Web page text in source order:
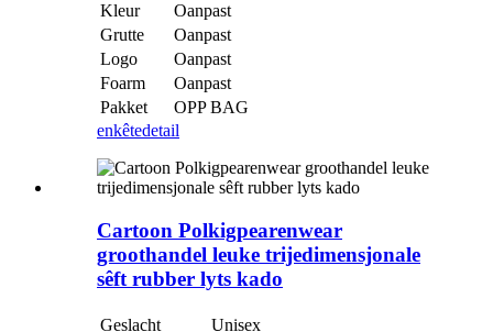
Kleur
Oanpast
Grutte
Oanpast
Logo
Oanpast
Foarm
Oanpast
Pakket
OPP BAG
enkêtedetail
Cartoon Polkigpearenwear
groothandel leuke trijedimensjonale
sêft rubber lyts kado
Geslacht
Unisex